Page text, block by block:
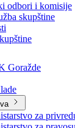
strankama
klubovima naroda
odbori i komisije
skupštine
Goražde